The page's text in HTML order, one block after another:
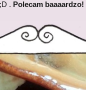
. Polecam baaaardzo!